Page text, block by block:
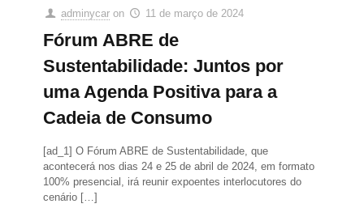
adminycar on 11 de março de 2024
Fórum ABRE de
Sustentabilidade: Juntos por
uma Agenda Positiva para a
Cadeia de Consumo
[ad_1] O Fórum ABRE de Sustentabilidade, que
acontecerá nos dias 24 e 25 de abril de 2024, em formato
100% presencial, irá reunir expoentes interlocutores do
cenário […]